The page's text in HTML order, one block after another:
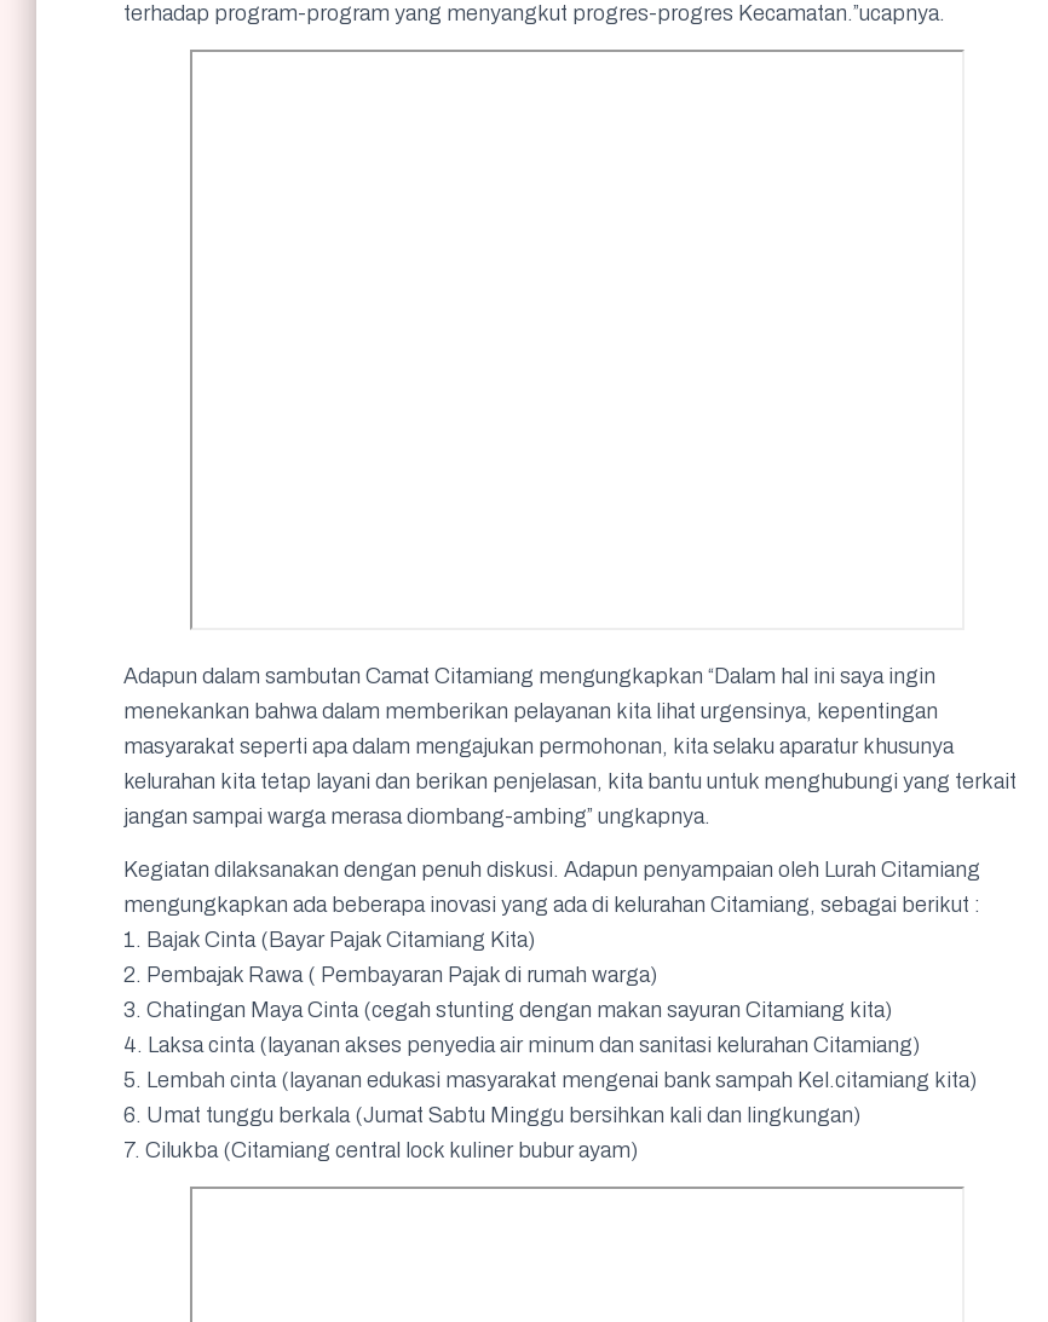
terhadap program-program yang menyangkut progres-progres Kecamatan.”ucapnya.
Adapun dalam sambutan Camat Citamiang mengungkapkan “Dalam hal ini saya ingin
menekankan bahwa dalam memberikan pelayanan kita lihat urgensinya, kepentingan
masyarakat seperti apa dalam mengajukan permohonan, kita selaku aparatur khusunya
kelurahan kita tetap layani dan berikan penjelasan, kita bantu untuk menghubungi yang terkait
jangan sampai warga merasa diombang-ambing” ungkapnya.
Kegiatan dilaksanakan dengan penuh diskusi. Adapun penyampaian oleh Lurah Citamiang
mengungkapkan ada beberapa inovasi yang ada di kelurahan Citamiang, sebagai berikut :
1. Bajak Cinta (Bayar Pajak Citamiang Kita)
2. Pembajak Rawa ( Pembayaran Pajak di rumah warga)
3. Chatingan Maya Cinta (cegah stunting dengan makan sayuran Citamiang kita)
4. Laksa cinta (layanan akses penyedia air minum dan sanitasi kelurahan Citamiang)
5. Lembah cinta (layanan edukasi masyarakat mengenai bank sampah Kel.citamiang kita)
6. Umat tunggu berkala (Jumat Sabtu Minggu bersihkan kali dan lingkungan)
7. Cilukba (Citamiang central lock kuliner bubur ayam)